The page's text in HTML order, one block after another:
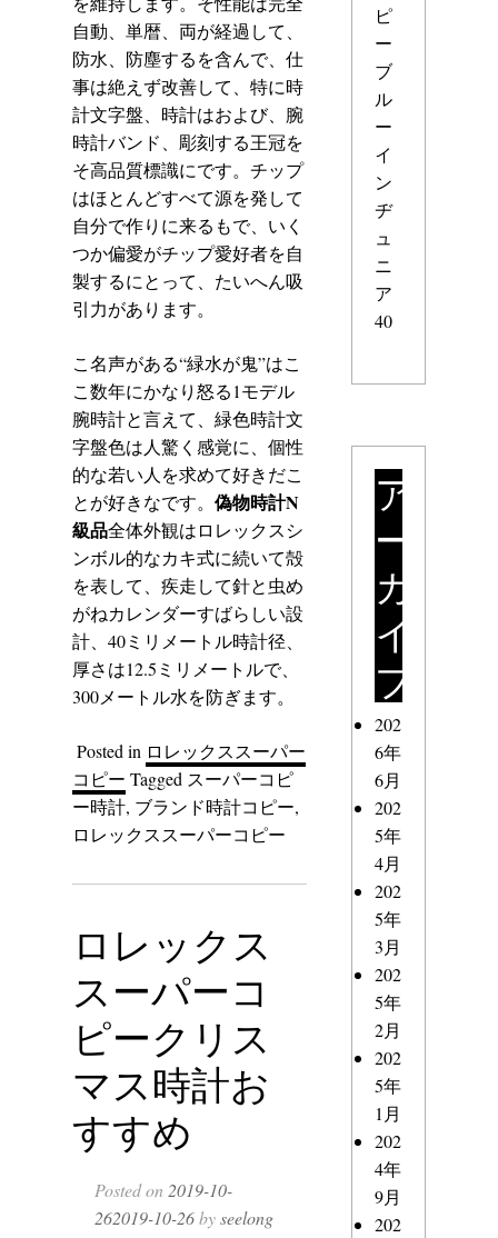
自動、単暦、両が経過して、
防水、防塵するを含んで、仕
事は絶えず改善して、特に時
計文字盤、時計はおよび、腕
時計バンド、彫刻する王冠を
そ高品質標識にです。チップ
はほとんどすべて源を発して
自分で作りに来るもで、いく
つか偏愛がチップ愛好者を自
製するにとって、たいへん吸
引力があります。
こ名声がある“緑水が鬼”はこ
こ数年にかなり怒る1モデル
腕時計と言えて、緑色時計文
字盤色は人驚く感覚に、個性
的な若い人を求めて好きだこ
とが好きなです。 偽物時計N
級品全体外観はロレックスシ
ンボル的なカキ式に続いて殻
を表して、疾走して針と虫め
がねカレンダーすばらしい設
計、40ミリメートル時計径、
厚さは12.5ミリメートルで、
300メートル水を防ぎます。
Posted in ロレックススーパー
コピー Tagged スーパーコピ
ー時計, ブランド時計コピー,
ロレックススーパーコピー
ロレックス
スーパーコ
ピークリス
マス時計お
すすめ
Posted on 2019-10-
262019-10-26byseelong
ピ
ー
ブ
ル
ー
イ
ン
ヂ
ュ
ニ
ア
40
ア
ー
カ
イ
ブ
202
6年
6月
202
5年
4月
202
5年
3月
202
5年
2月
202
5年
1月
202
4年
9月
202